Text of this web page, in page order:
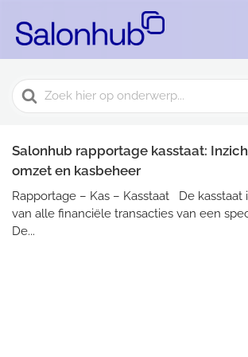
Search
For
Salonhub rapportage kasstaat:
omzet en kasbeheer
Rapportage – Kas – Kasstaat De kasstaat
van alle financiële transacties van een
De...